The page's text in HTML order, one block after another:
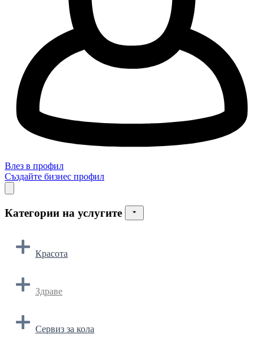
Влез в профил
Създайте бизнес профил
Категории на услугите
Красота
Здраве
Сервиз за кола